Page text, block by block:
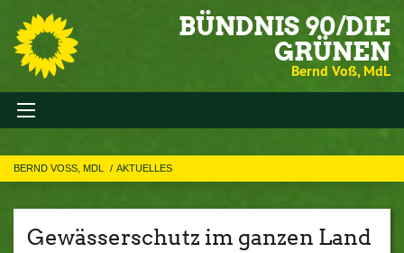
BÜNDNIS 90/DIE
GRÜNEN
Bernd Voß, MdL
BERND VOSS, MDL AKTUELLES
Gewässerschutz im ganzen Land